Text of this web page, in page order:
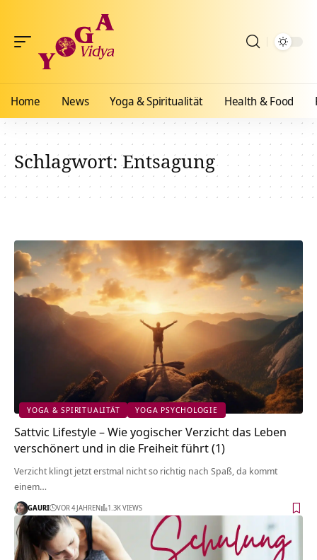
Home News Yoga & Spiritualität Health & Food
Schlagwort:Entsagung
YOGA & SPIRITUALITÄT YOGA PSYCHOLOGIE
Sattvic Lifestyle – Wie yogischer Verzicht das Leben
verschönert und in die Freiheit führt (1)
Verzicht klingt jetzt erstmal nicht so richtig nach Spaß, da kommt
einem…
GAURI VOR 4 JAHREN 1.3K VIEWS